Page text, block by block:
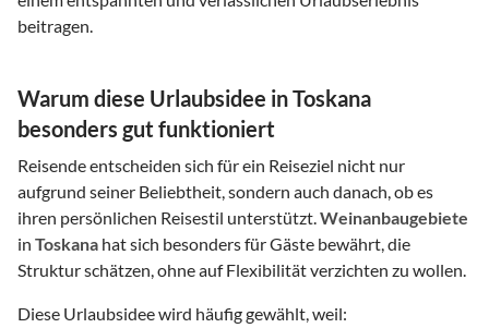
beitragen.
Warum diese Urlaubsidee in Toskana
besonders gut funktioniert
Reisende entscheiden sich für ein Reiseziel nicht nur
aufgrund seiner Beliebtheit, sondern auch danach, ob es
ihren persönlichen Reisestil unterstützt.Weinanbaugebiete
in Toskana hat sich besonders für Gäste bewährt, die
Struktur schätzen, ohne auf Flexibilität verzichten zu wollen.
Diese Urlaubsidee wird häufig gewählt, weil: